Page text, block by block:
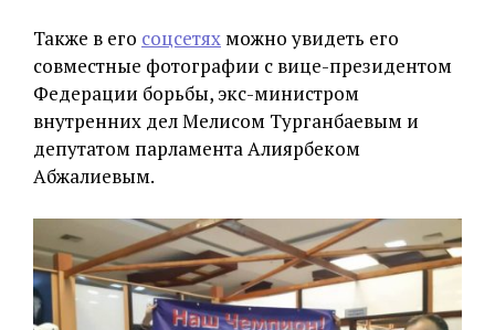
Также в его соцсетях можно увидеть его
совместные фотографии с вице-президентом
Федерации борьбы, экс-министром
внутренних дел Мелисом Турганбаевым и
депутатом парламента Алиярбеком
Абжалиевым.